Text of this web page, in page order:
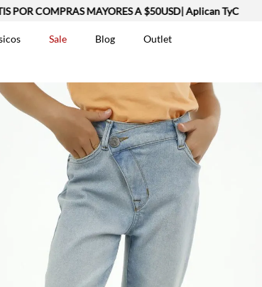
POR COMPRAS MAYORES A $50USD| Aplican TyC
Sale Blog Outlet